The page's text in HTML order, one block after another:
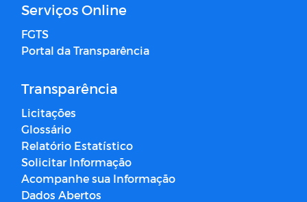
Serviços Online
FGTS
Portal da Transparência
Transparência
Licitações
Glossário
Relatório Estatístico
Solicitar Informação
Acompanhe sua Informação
Dados Abertos